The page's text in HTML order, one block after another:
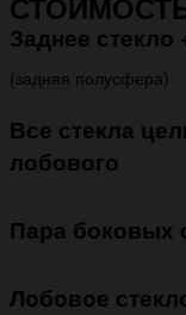
Заднее
(задняя полусфера)
Все стекла
лобового
Пара боковых
Лобовое